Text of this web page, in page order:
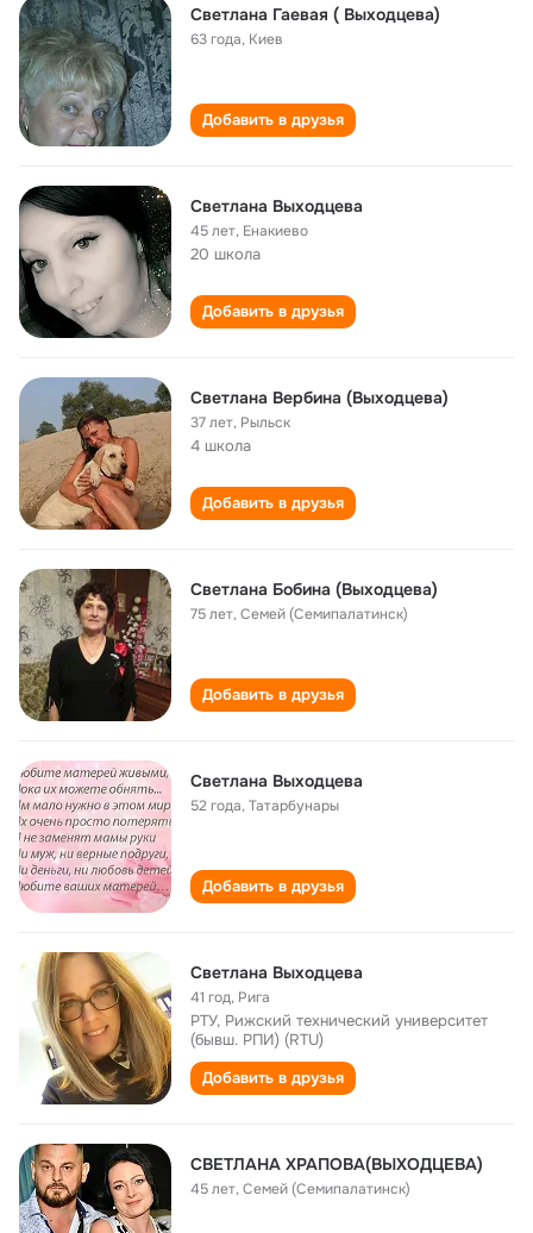
Светлана Гаевая ( Выходцева)
63 года, Киев
Добавить в друзья
Светлана Выходцева
45 лет, Енакиево
20 школа
Добавить в друзья
Светлана Вербина (Выходцева)
37 лет, Рыльск
4 школа
Добавить в друзья
Светлана Бобина (Выходцева)
75 лет,Семей (Семипалатинск)
Добавить в друзья
Светлана Выходцева
52 года,Татарбунары
Добавить в друзья
Светлана Выходцева
41 год, Рига
РТУ, Рижский технический университет
(бывш. РПИ) (RTU)
Добавить в друзья
СВЕТЛАНА ХРАПОВА(ВЫХОДЦЕВА)
45 лет,Семей (Семипалатинск)